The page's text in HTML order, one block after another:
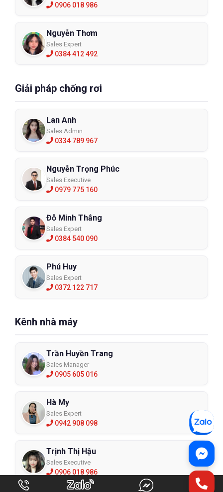
0906 018 986
Nguyễn Thơm
Sales Expert
0384 412 492
Giải pháp chống rơi
Lan Anh
Sales Admin
0334 789 967
Nguyễn Trọng Phúc
Sales Executive
0979 775 160
Đỗ Minh Thắng
Sales Expert
0384 540 090
Phú Huy
Sales Expert
0372 122 717
Kênh nhà máy
Trần Huyền Trang
Sales Manager
0905 605 016
Hà My
Sales Expert
0942 908 098
Trịnh Thị Hậu
Sales Executive
0906 018 986